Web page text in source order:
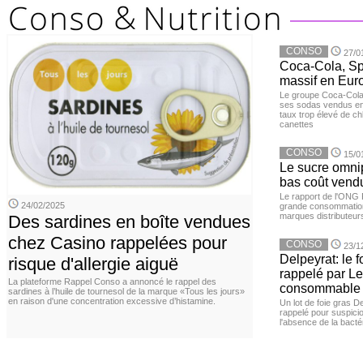
24/02/2025
Des sardines en boîte vendues
chez Casino rappelées pour
risque d'allergie aiguë
La plateforme Rappel Conso a annoncé le rappel des
sardines à l’huile de tournesol de la marque «Tous les jours»
en raison d'une concentration excessive d’histamine.
CONSO 27/
Coca-Cola,
massif en
Le groupe Coca-
ses sodas vendus
taux trop élevé de
canettes
CONSO 15/
Le sucre
bas coût
Le rapport de l'ONG
grande
marques
CONSO 23/
Delpeyrat: le
rappelé par
consommable
Un lot de foie gras
rappelé pour
l'absence de la